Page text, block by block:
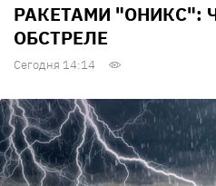
РАКЕТАМИ "ОНИКС":
ОБСТРЕЛЕ
Сегодня 14:14